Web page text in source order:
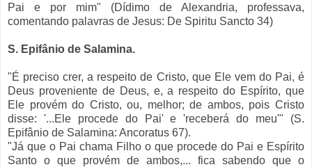
Pai e por mim" (Dídimo de Alexandria, professava,
comentando palavras de Jesus: De Spiritu Sancto 34)
S. Epifânio de Salamina.
"É preciso crer, a respeito de Cristo, que Ele vem do Pai, é
Deus proveniente de Deus, e, a respeito do Espírito, que
Ele provém do Cristo, ou, melhor; de ambos, pois Cristo
disse: '...Ele procede do Pai' e 'receberá do meu'" (S.
Epifânio de Salamina: Ancoratus 67).
"Já que o Pai chama Filho o que procede do Pai e Espírito
Santo o que provém de ambos,... fica sabendo que o